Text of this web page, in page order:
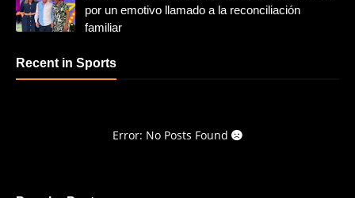
por un emotivo llamado a la reconciliación
familiar
Recent in Sports
Error: No Posts Found